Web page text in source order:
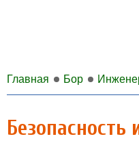
Главная Бор
Безопасность